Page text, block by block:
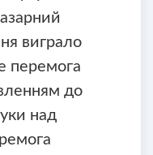
виграло
перемога
до
над